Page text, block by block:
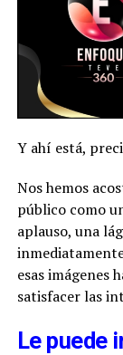
Y ahí está,
Nos hemos
público como
aplauso, una
esas imágenes
satisfacer las
Le puede